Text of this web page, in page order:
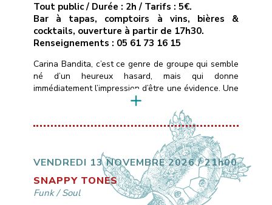
Tout public / Durée : 2h / Tarifs : 5€.
Bar à tapas, comptoirs à vins, bières &
cocktails, ouverture à partir de 17h30.
Renseignements : 05 61 73 16 15
Carina Bandita, c’est ce genre de groupe qui semble
né d’un heureux hasard, mais qui donne
immédiatement l’impression d’être une évidence. Une
formation rock dont les membres viennent de
différentes parties du monde, chacun portant dans
ses bagages un accent, une histoire, une couleur
musicale.Ce qui les uni, c’est une passion commune
VENDREDI 13 NOVEMBRE 2026 / 21h00
SNAPPY TONES
Funk/Soul